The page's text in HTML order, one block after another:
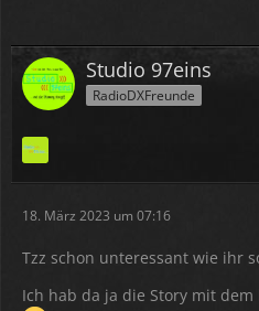
Studio 97eins
RadioDXFreunde
18. März 2023 um 07:16
Tzz schon unteressant wie ihr
Ich hab da ja die Story mit